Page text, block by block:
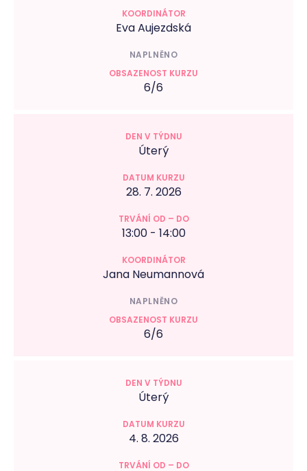
Eva Aujezdská
NAPLNĚNO
6/6
Úterý
28. 7. 2026
13:00 - 14:00
Jana Neumannová
NAPLNĚNO
6/6
Úterý
4. 8. 2026